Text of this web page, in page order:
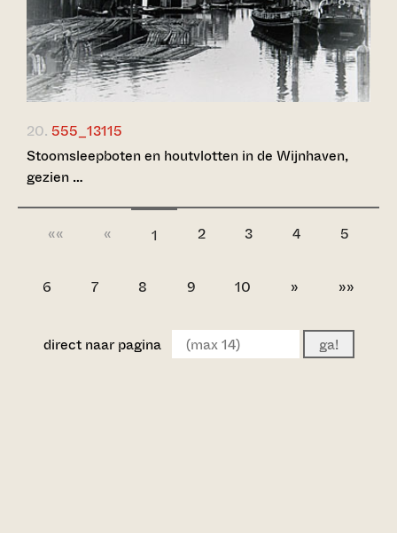
20. 555_13115
Stoomsleepboten en houtvlotten in de Wijnhaven,
gezien …
«« « 1 2 3 4 5
6 7 8 9 10 » »»
direct naar pagina ga!